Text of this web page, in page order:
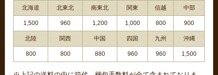
北海道 北東北 南東北 関東 信越 中部
1,500 960 1,200 1,000 800 900
北陸 関西 中国 四国 九州 沖縄
800 800 880 960 960 1,500